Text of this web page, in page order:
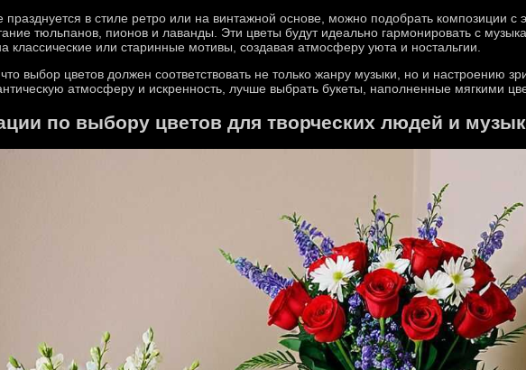
празднуется в стиле ретро или на винтажной основе, можно подобрать композиции с
тюльпанов, пионов и лаванды. Эти цветы будут идеально гармонировать с
классические или старинные мотивы, создавая атмосферу уюта и ностальгии.
выбор цветов должен соответствовать не только жанру музыки, но и настроению
атмосферу и искренность, лучше выбрать букеты, наполненные мягкими
по выбору цветов для творческих людей и